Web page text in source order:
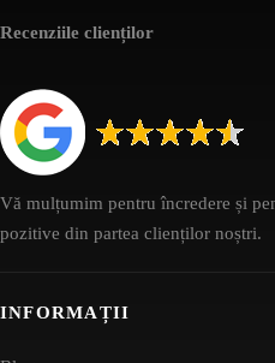
Recenziile clienților
Vă mulțumim pentru încredere și
pozitive din partea clienților noștri.
INFORMAȚII